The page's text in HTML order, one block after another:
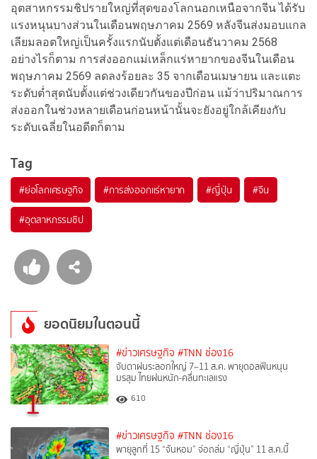
อุตสาหกรรมชิปรายใหญ่ที่สุดของโลกนอกเหนือจากจีน ได้รับ
แรงหนุนบางส่วนในเดือนพฤษภาคม 2569 หลังจีนส่งมอบแกล
เลียมลอตใหญ่เป็นครั้งแรกนับตั้งแต่เดือนธันวาคม 2568
อย่างไรก็ตาม การส่งออกแม่เหล็กแร่หายากของจีนในเดือน
พฤษภาคม 2569 ลดลงร้อยละ 35 จากเดือนเมษายน และแตะ
ระดับต่ำสุดนับตั้งแต่ช่วงเดียวกันของปีก่อน แม้ว่าปริมาณการ
ส่งออกในช่วงหลายเดือนก่อนหน้านั้นจะยังอยู่ใกล้เคียงกับ
ระดับเฉลี่ยในอดีตก็ตาม
Tag
#ย่อโลกเศรษฐกิจ #การส่งออกแร่หายาก #ญี่ปุ่น #จีน
#อุตสาหกรรมชิป
ยอดนิยมในตอนนี้
1
#ข่าวเศรษฐกิจ #TNN ช่อง16
จับตาฝนระลอกใหญ่ 7–11 ส.ค. พายุดอลฟินหนุน
มรสุม ไทยฝนหนัก-คลื่นทะเลแรง
610
#ข่าวเศรษฐกิจ #TNN ช่อง16
พายุลูกที่ 15 “จันหอม” จ่อถล่ม “ญี่ปุ่น” 11 ส.ค.นี้